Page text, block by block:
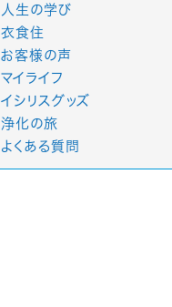
人生の学び
衣食住
お客様の声
マイライフ
イシリスグッズ
浄化の旅
よくある質問